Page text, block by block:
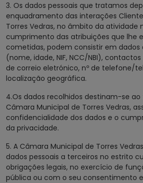
3. Os dados pessoais que tratamos
enquadramento das interações
Torres Vedras, no âmbito da atividade
cumprimento das atribuições que lhe
cometidas, podem consistir em
(nome, idade, NIF, NCC/NBI),
de correio eletrónico, nº de telefone/
localização geográfica.
4.Os dados recolhidos destinam-se
Câmara Municipal de Torres Vedras,
confidencialidade dos dados e o
da privacidade.
5. A Câmara Municipal de Torres
dados pessoais a terceiros no estrito
obrigações legais, no exercício de
pública ou com o seu consentimento